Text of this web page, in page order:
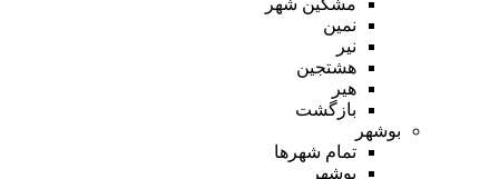
نمین
نیر
هشتجین
هیر
بازگشت
بوشهر
تمام شهر‌ها
بوشهر